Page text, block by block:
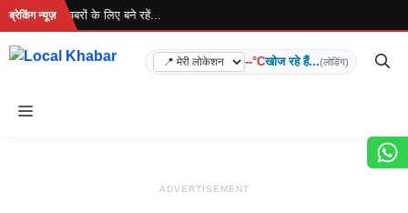
Skip
content
ब्रेकिंग न्यूज़
है... ताज़ा खबरों के लिए बने रहें...
--°Cखोज रहे हैं...(लोडिंग)
Menu
ADVERTISEMENT